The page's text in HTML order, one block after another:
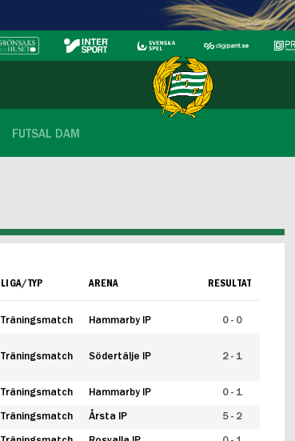
FUTSAL DAM
LIGA/TYP ARENA RESULTAT
Träningsmatch Hammarby IP 0 - 0
Träningsmatch Södertälje IP 2 - 1
Träningsmatch Hammarby IP 0 - 1
Träningsmatch Årsta IP 5 - 2